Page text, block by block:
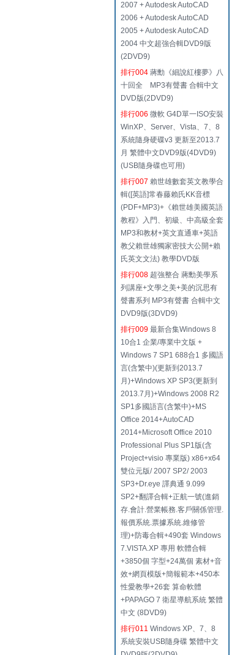
2007 + Autodesk AutoCAD
2006 + Autodesk AutoCAD
2005 + Autodesk AutoCAD
2004 中文超強合輯DVD9版
(2DVD9)
排行004 蔣勳《細說紅樓夢》八
十回全 MP3有聲書 合輯中文
DVD版(2DVD9)
排行006 微軟 G4D單一ISO安裝
WinXP、Server、Vista、7、8
系統隨身硬碟v3 更新至2013.7
月 繁體中文DVD9版(4DVD9)
(USB隨身碟也可用)
排行007 賴世雄數套英文教學合
輯([英語]常春藤賴氏KK音標
(PDF+MP3)+《賴世雄美國英語
教程》入門、初級、中高級全套
MP3和教材+英文直通車+英語
教父賴世雄獨家密技大公開+賴
氏英文文法) 教學DVD版
排行008 超強整合 蔣勳美學系
列講座+文學之美+美的沉思有
聲書系列 MP3有聲書 合輯中文
DVD9版(3DVD9)
排行009 最新合集Windows 8
10合1 企業/專業中文版 +
Windows 7 SP1 688合1 多國語
言(含繁中)(更新到2013.7
月)+Windows XP SP3(更新到
2013.7月)+Windows 2008 R2
SP1多國語言(含繁中)+MS
Office 2014+AutoCAD
2014+Microsoft Office 2010
Professional Plus SP1版(含
Project+visio 專業版) x86+x64
雙位元版/ 2007 SP2/ 2003
SP3+Dr.eye 譯典通 9.099
SP2+翻譯合輯+正航一號(進銷
存.會計.營業帳務.客戶關係管理.
報價系統.票據系統.維修管
理)+防毒合輯+490套 Windows
7.VISTA.XP 專用 軟體合輯
+3850個 字型+24萬個 素材+音
效+網頁模版+簡報範本+450本
性愛教學+26套 算命軟體
+PAPAGO 7 衛星導航系統 繁體
中文 (8DVD9)
排行011 Windows XP、7、8
系統安裝USB隨身碟 繁體中文